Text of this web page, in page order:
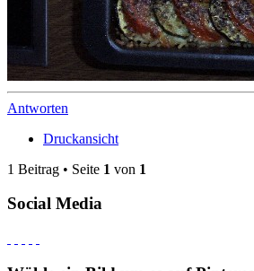
Antworten
Druckansicht
1 Beitrag • Seite 1 von 1
Social Media